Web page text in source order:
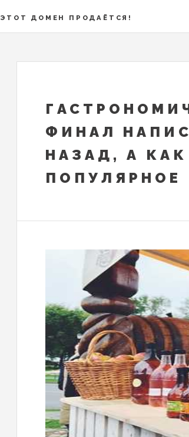
ЭТОТ ДОМЕН ПРОДАЁТСЯ!
ФИНАЛ
НАЗАД, А КАК
ПОПУЛЯРНОЕ